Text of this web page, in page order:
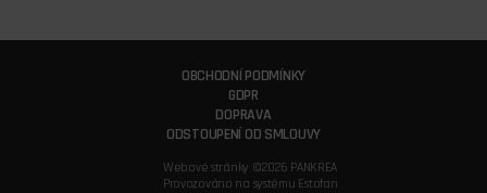
OBCHODNÍ PODMÍNKY
GDPR
DOPRAVA
ODSTOUPENÍ OD SMLOUVY
Webové stránky ©2026 PANKREA
Provozováno na systému Estofan